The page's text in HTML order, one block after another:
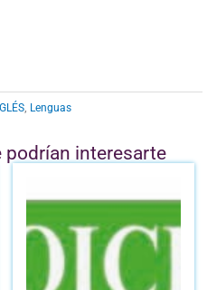
, Lenguas
interesarte